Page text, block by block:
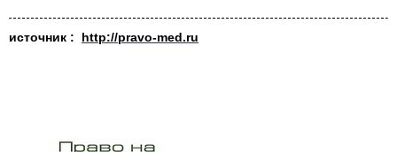
источник : http://pravo-med.ru